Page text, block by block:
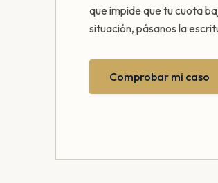
que impide que tu cuota
situación, pásanos la
Comprobar mi caso